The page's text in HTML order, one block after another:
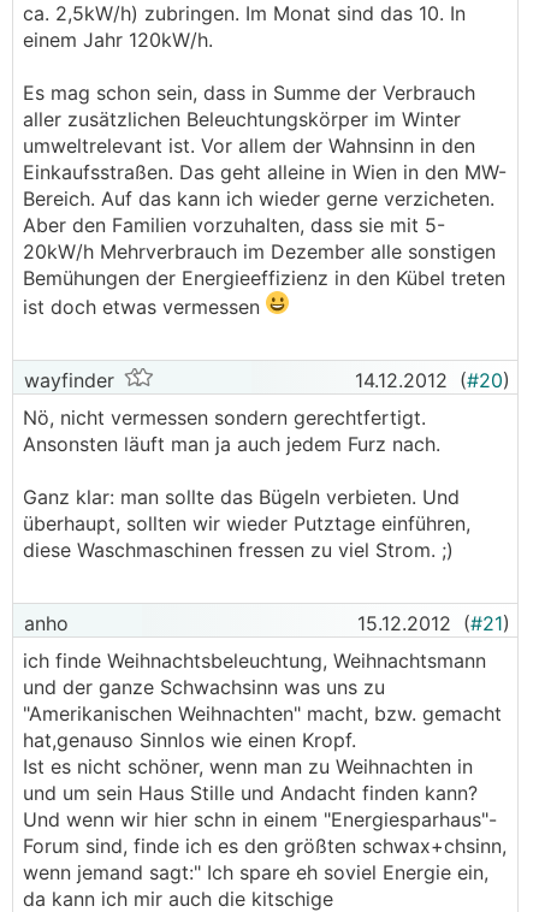
ca. 2,5kW/h) zubringen. Im Monat sind das 10. In
einem Jahr 120kW/h.
Es mag schon sein, dass in Summe der Verbrauch
aller zusätzlichen Beleuchtungskörper im Winter
umweltrelevant ist. Vor allem der Wahnsinn in den
Einkaufsstraßen. Das geht alleine in Wien in den MW-
Bereich. Auf das kann ich wieder gerne verzicheten.
Aber den Familien vorzuhalten, dass sie mit 5-
20kW/h Mehrverbrauch im Dezember alle sonstigen
Bemühungen der Energieeffizienz in den Kübel treten
ist doch etwas vermessen
wayfinder 14.12.2012 (#20)
Nö, nicht vermessen sondern gerechtfertigt.
Ansonsten läuft man ja auch jedem Furz nach.
Ganz klar: man sollte das Bügeln verbieten. Und
überhaupt, sollten wir wieder Putztage einführen,
diese Waschmaschinen fressen zu viel Strom. ;)
anho 15.12.2012 (#21)
ich finde Weihnachtsbeleuchtung, Weihnachtsmann
und der ganze Schwachsinn was uns zu
"Amerikanischen Weihnachten" macht, bzw. gemacht
hat,genauso Sinnlos wie einen Kropf.
Ist es nicht schöner, wenn man zu Weihnachten in
und um sein Haus Stille und Andacht finden kann?
Und wenn wir hier schn in einem "Energiesparhaus"-
Forum sind, finde ich es den größten schwax+chsinn,
wenn jemand sagt:" Ich spare eh soviel Energie ein,
da kann ich mir auch die kitschige